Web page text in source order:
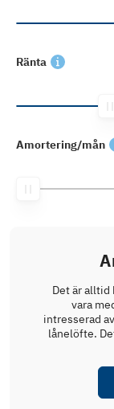
Ränta
Amortering/mån
Det är alltid
vara
intresserad
lånelöfte.